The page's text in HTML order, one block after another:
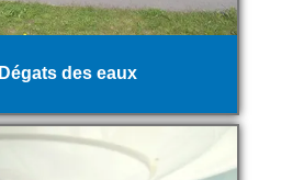
Dégats des eaux